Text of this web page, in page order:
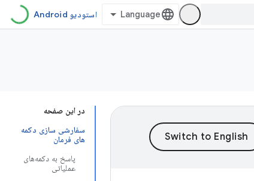
استودیو Android
در این صفحه
سفارشی سازی دکمه
های فرمان
پاسخ به دکمه‌های
عملیاتی